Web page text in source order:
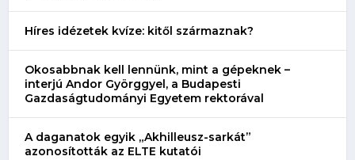
Híres idézetek kvíze: kitől származnak?
Okosabbnak kell lennünk, mint a gépeknek –
interjú Andor Györggyel, a Budapesti
Gazdaságtudományi Egyetem rektorával
A daganatok egyik „Akhilleusz-sarkát”
azonosították az ELTE kutatói